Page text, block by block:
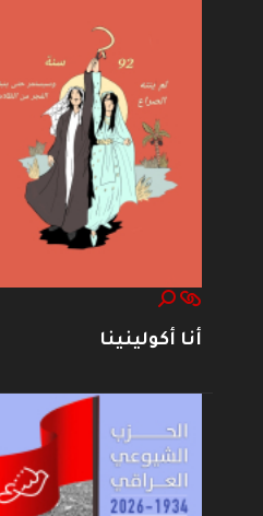
أنا أكولينينا